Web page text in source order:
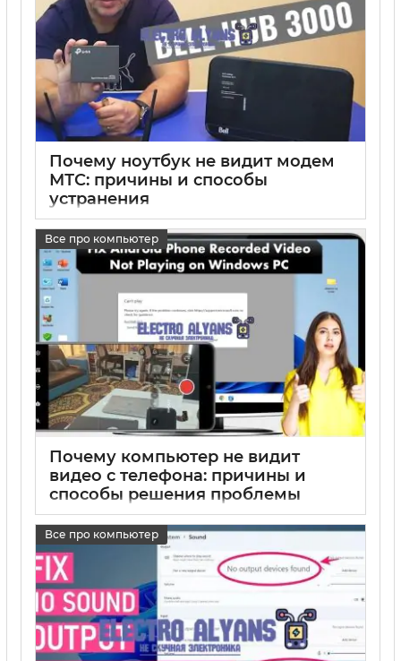
Почему ноутбук не видит модем
МТС: причины и способы
устранения
Все про компьютер
Почему компьютер не видит
видео с телефона: причины и
способы решения проблемы
Все про компьютер